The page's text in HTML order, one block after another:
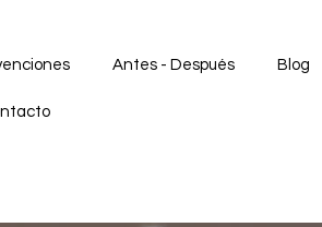
Antes - Después Blog